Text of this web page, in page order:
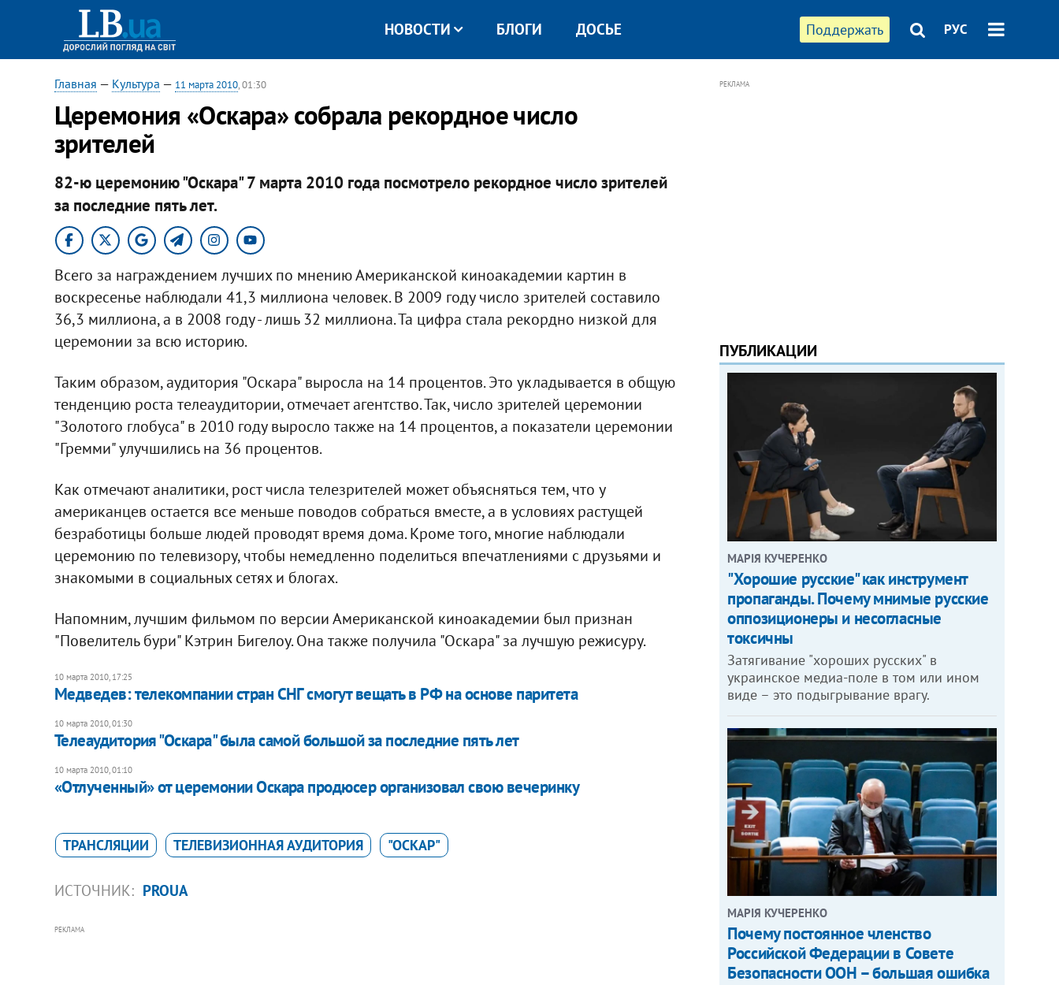
Поддержать РУС
НОВОСТИ БЛОГИ ДОСЬЕ
Главная — Культура — 11 марта 2010, 01:30
Церемония «Оскара» собрала рекордное число
зрителей
82-ю церемонию "Оскара" 7 марта 2010 года посмотрело рекордное число зрителей
за последние пять лет.
Всего за награждением лучших по мнению Американской киноакадемии картин в
воскресенье наблюдали 41,3 миллиона человек. В 2009 году число зрителей составило
36,3 миллиона, а в 2008 году - лишь 32 миллиона. Та цифра стала рекордно низкой для
церемонии за всю историю.
Таким образом, аудитория "Оскара" выросла на 14 процентов. Это укладывается в общую
тенденцию роста телеаудитории, отмечает агентство. Так, число зрителей церемонии
"Золотого глобуса" в 2010 году выросло также на 14 процентов, а показатели церемонии
"Гремми" улучшились на 36 процентов.
Как отмечают аналитики, рост числа телезрителей может объясняться тем, что у
американцев остается все меньше поводов собраться вместе, а в условиях растущей
безработицы больше людей проводят время дома. Кроме того, многие наблюдали
церемонию по телевизору, чтобы немедленно поделиться впечатлениями с друзьями и
знакомыми в социальных сетях и блогах.
Напомним, лучшим фильмом по версии Американской киноакадемии был признан
"Повелитель бури" Кэтрин Бигелоу. Она также получила "Оскара" за лучшую режисуру.
10 марта 2010, 17:25
Медведев: телекомпании стран СНГ смогут вещать в РФ на основе паритета
10 марта 2010, 01:30
Телеаудитория "Оскара" была самой большой за последние пять лет
10 марта 2010, 01:10
«Отлученный» от церемонии Оскара продюсер организовал свою вечеринку
ТРАНСЛЯЦИИ ТЕЛЕВИЗИОННАЯ АУДИТОРИЯ "ОСКАР"
ИСТОЧНИК: PROUA
РЕКЛАМА
РЕКЛАМА
ПУБЛИКАЦИИ
МАРІЯ КУЧЕРЕНКО
"Хорошие русские" как инструмент
пропаганды. Почему мнимые русские
оппозиционеры и несогласные
токсичны
Затягивание "хороших русских" в
украинское медиа-поле в том или ином
виде – это подыгрывание врагу.
МАРІЯ КУЧЕРЕНКО
​Почему постоянное членство
Российской Федерации в Совете
Безопасности ООН – большая ошибка